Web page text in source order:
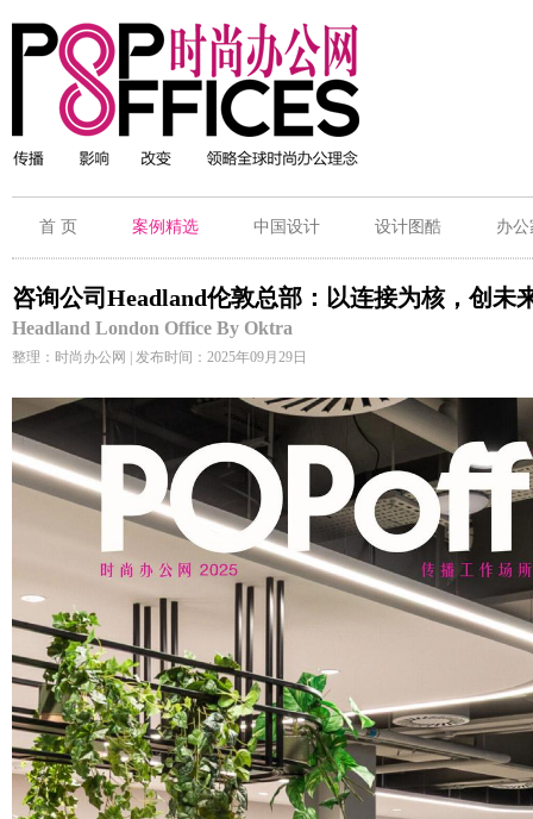
首 页 案例精选 中国设计 设计图酷 办
咨询公司Headland伦敦总部：以连接为核，创未
Headland London Office By Oktra
整理：时尚办公网 | 发布时间：2025年09月29日